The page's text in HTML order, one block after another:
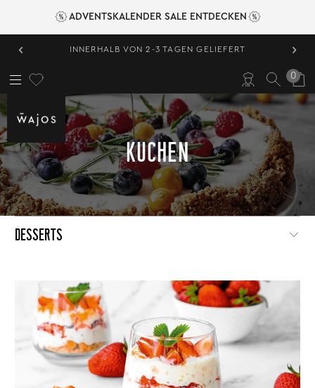
ADVENTSKALENDER SALE ENTDECKEN
‹ INNERHALB VON 2-3 TAGEN GELIEFERT ›
0
KUCHEN
DESSERTS